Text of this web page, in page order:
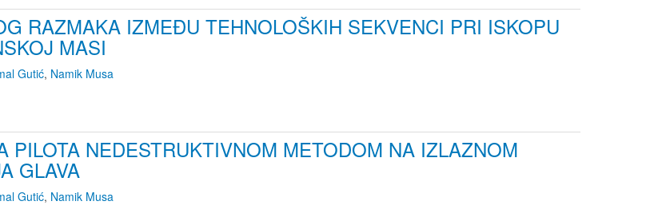
RAZMAKA IZMEĐU TEHNOLOŠKIH SEKVENCI PRI ISKOPU
MASI
Gutić, Namik Musa
PILOTA NEDESTRUKTIVNOM METODOM NA IZLAZNOM
GLAVA
Gutić, Namik Musa